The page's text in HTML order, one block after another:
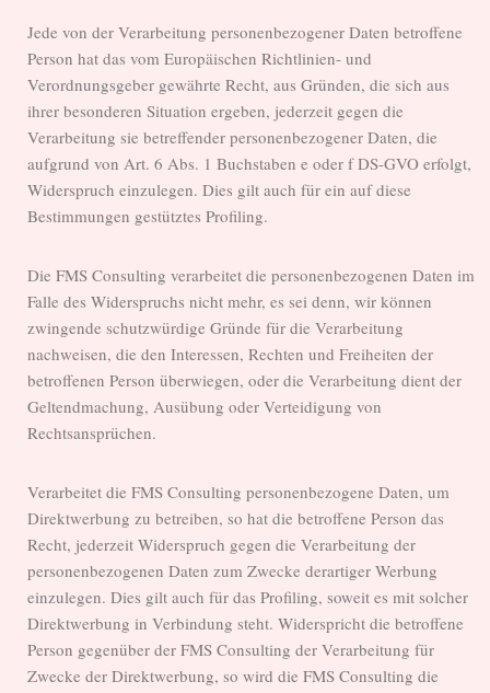
Jede von der Verarbeitung personenbezogener Daten betroffene
Person hat das vom Europäischen Richtlinien- und
Verordnungsgeber gewährte Recht, aus Gründen, die sich aus
ihrer besonderen Situation ergeben, jederzeit gegen die
Verarbeitung sie betreffender personenbezogener Daten, die
aufgrund von Art. 6 Abs. 1 Buchstaben e oder f DS-GVO erfolgt,
Widerspruch einzulegen. Dies gilt auch für ein auf diese
Bestimmungen gestütztes Profiling.
Die FMS Consulting verarbeitet die personenbezogenen Daten im
Falle des Widerspruchs nicht mehr, es sei denn, wir können
zwingende schutzwürdige Gründe für die Verarbeitung
nachweisen, die den Interessen, Rechten und Freiheiten der
betroffenen Person überwiegen, oder die Verarbeitung dient der
Geltendmachung, Ausübung oder Verteidigung von
Rechtsansprüchen.
Verarbeitet die FMS Consulting personenbezogene Daten, um
Direktwerbung zu betreiben, so hat die betroffene Person das
Recht, jederzeit Widerspruch gegen die Verarbeitung der
personenbezogenen Daten zum Zwecke derartiger Werbung
einzulegen. Dies gilt auch für das Profiling, soweit es mit solcher
Direktwerbung in Verbindung steht. Widerspricht die betroffene
Person gegenüber der FMS Consulting der Verarbeitung für
Zwecke der Direktwerbung, so wird die FMS Consulting die